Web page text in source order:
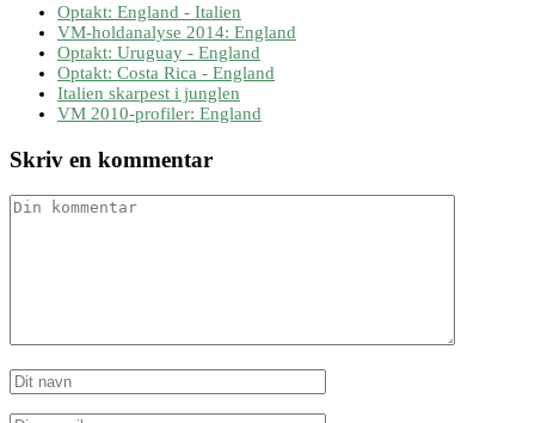
Optakt: England - Italien
VM-holdanalyse 2014: England
Optakt: Uruguay - England
Optakt: Costa Rica - England
Italien skarpest i junglen
VM 2010-profiler: England
Skriv en kommentar